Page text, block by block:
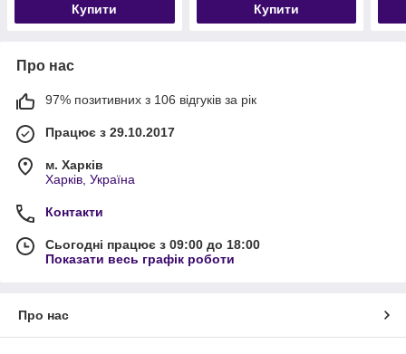
Купити Купити
Про нас
97% позитивних з 106 відгуків за рік
Працює з 29.10.2017
м. Харків
Харків, Україна
Контакти
Сьогодні працює з 09:00 до 18:00
Показати весь графік роботи
Про нас